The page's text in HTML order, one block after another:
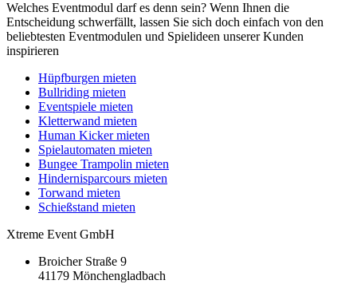
Welches Eventmodul darf es denn sein? Wenn Ihnen die
Entscheidung schwerfällt, lassen Sie sich doch einfach von den
beliebtesten Eventmodulen und Spielideen unserer Kunden
inspirieren
Hüpfburgen mieten
Bullriding mieten
Eventspiele mieten
Kletterwand mieten
Human Kicker mieten
Spielautomaten mieten
Bungee Trampolin mieten
Hindernisparcours mieten
Torwand mieten
Schießstand mieten
Xtreme Event GmbH
Broicher Straße 9
41179 Mönchengladbach